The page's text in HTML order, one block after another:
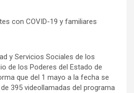
con COVID-19 y familiares
y Servicios Sociales de los
de los Poderes del Estado de
que del 1 mayo a la fecha se
395 videollamadas del programa